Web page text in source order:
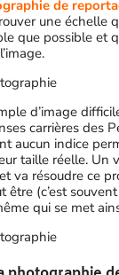
de
une échelle
que possible et
d’image
carrières des
aucun indice
taille réelle. Un
va résoudre ce
être (c’est
qui se met